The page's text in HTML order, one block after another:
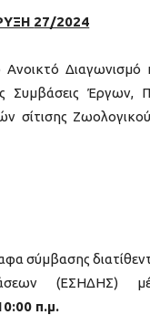
27/2024
Ανοικτό
Συμβάσεις Έργων,
σίτισης
σύμβασης
(ΕΣΗΔΗΣ)
π.μ.